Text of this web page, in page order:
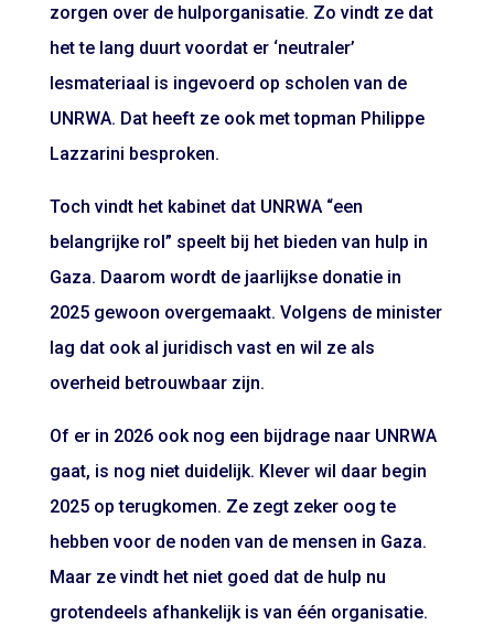
zorgen over de hulporganisatie. Zo vindt ze dat
het te lang duurt voordat er ‘neutraler’
lesmateriaal is ingevoerd op scholen van de
UNRWA. Dat heeft ze ook met topman Philippe
Lazzarini besproken.
Toch vindt het kabinet dat UNRWA “een
belangrijke rol” speelt bij het bieden van hulp in
Gaza. Daarom wordt de jaarlijkse donatie in
2025 gewoon overgemaakt. Volgens de minister
lag dat ook al juridisch vast en wil ze als
overheid betrouwbaar zijn.
Of er in 2026 ook nog een bijdrage naar UNRWA
gaat, is nog niet duidelijk. Klever wil daar begin
2025 op terugkomen. Ze zegt zeker oog te
hebben voor de noden van de mensen in Gaza.
Maar ze vindt het niet goed dat de hulp nu
grotendeels afhankelijk is van één organisatie.